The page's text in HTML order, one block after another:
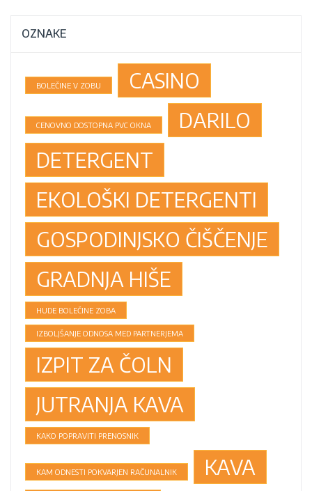
OZNAKE
BOLEČINE V ZOBU CASINO
CENOVNO DOSTOPNA PVC OKNA
DARILO
DETERGENT
EKOLOŠKI DETERGENTI
GOSPODINJSKO ČIŠČENJE
GRADNJA HIŠE
HUDE BOLEČINE ZOBA
IZBOLJŠANJE ODNOSA MED PARTNERJEMA
IZPIT ZA ČOLN
JUTRANJA KAVA
KAKO POPRAVITI PRENOSNIK
KAM ODNESTI POKVARJEN RAČUNALNIK KAVA